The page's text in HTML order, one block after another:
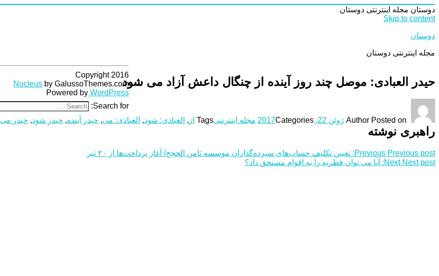
دوستان مجله اینترنتی دوستان
Skip to content
دوستان
مجله اینترنتی دوستان
حیدر العبادی: موصل چند روز آینده از چنگال داعش آزاد می‌ شود
Author Posted on ژوئن 22, 2017 Categories مجله اینترنتیTags از , العبادی: شود, العبادی: می, حیدر آینده, حیدر شود, حیدر می
راهبری نوشته
Previous Previous post:
تعیین تکلیف حساب‌های سپرده‌گذاران موسسه ثامن الحجج/ آغاز پرداخت‌ها از ۲۰ تیر
Next Next post:
آیا می‌ توان فطریه را به اقوام مستحق داد؟
Copyright 2016
Nucleus by GalussoThemes.com
Powered by WordPress
Search for: